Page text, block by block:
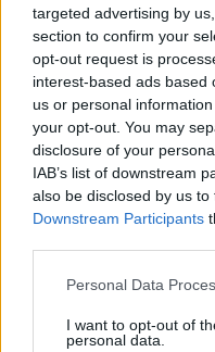
targeted advertising by
section to confirm your
opt-out request is
interest-based ads based
us or personal
your opt-out. You may
disclosure of your
IAB’s list of downstream
also be disclosed by us
Downstream Participants
Please note that this
not limited to your visit or
grant or deny consent to
Personal Data
I want to opt-out of
personal data.
22:48
Έρχονται νέα
το επόμενο
22:36 Η μεγάλη
22:24
Η Παναχαϊκή
Νικολάου, ΦΩΤΟ
22:12
«Δεν χάσαμε
οικογένειας από
Καταγγελία
“φιλόζωους”»